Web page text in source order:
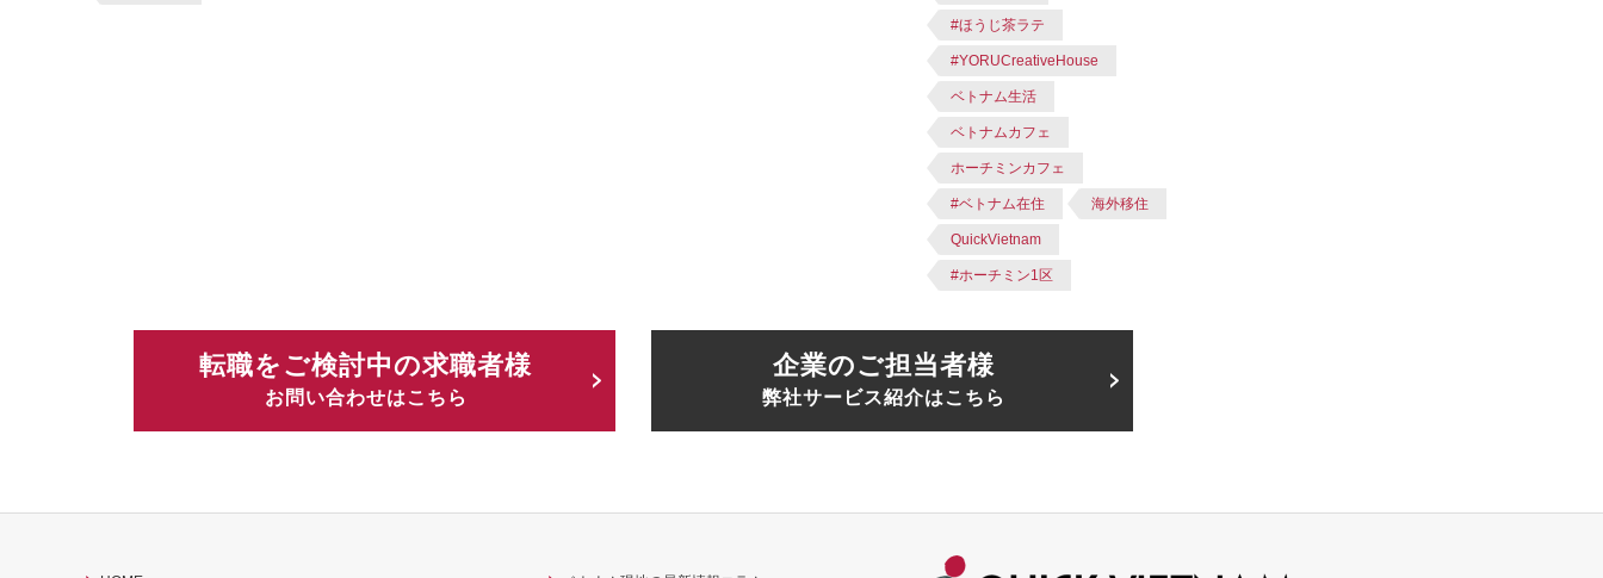
#ほうじ茶ラテ
#YORUCreativeHouse
ベトナム生活
ベトナムカフェ
ホーチミンカフェ
#ベトナム在住 海外移住
QuickVietnam
#ホーチミン1区
転職をご検討中の求職者様
お問い合わせはこちら
企業のご担当者様
弊社サービス紹介はこちら